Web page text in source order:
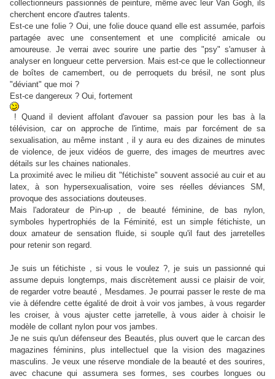
collectionneurs passionnés de peinture, même avec leur Van Gogh, ils
cherchent encore d'autres talents.
Est-ce une folie ? Oui, une folie douce quand elle est assumée, parfois
partagée avec une consentement et une complicité amicale ou
amoureuse. Je verrai avec sourire une partie des "psy" s'amuser à
analyser en longueur cette perversion. Mais est-ce que le collectionneur
de boîtes de camembert, ou de perroquets du brésil, ne sont plus
"déviant" que moi ?
Est-ce dangereux ? Oui, fortement
! Quand il devient affolant d'avouer sa passion pour les bas à la
télévision, car on approche de l'intime, mais par forcément de sa
sexualisation, au même instant , il y aura eu des dizaines de minutes
de violence, de jeux vidéos de guerre, des images de meurtres avec
détails sur les chaines nationales.
La proximité avec le milieu dit "fétichiste" souvent associé au cuir et au
latex, à son hypersexualisation, voire ses réelles déviances SM,
provoque des associations douteuses.
Mais l'adorateur de Pin-up , de beauté féminine, de bas nylon,
symboles hypertrophiés de la Féminité, est un simple fétichiste, un
doux amateur de sensation fluide, si souple qu'il faut des jarretelles
pour retenir son regard.
Je suis un fétichiste , si vous le voulez ?, je suis un passionné qui
assume depuis longtemps, mais discrètement aussi ce plaisir de voir,
de regarder votre beauté , Mesdames. Je pourrai passer le reste de ma
vie à défendre cette égalité de droit à voir vos jambes, à vous regarder
les croiser, à vous ajuster cette jarretelle, à vous aider à choisir le
modèle de collant nylon pour vos jambes.
Je ne suis qu'un défenseur des Beautés, plus ouvert que le carcan des
magazines féminins, plus intellectuel que la vision des magazines
masculins. Je veux une réserve mondiale de la beauté et des sourires,
avec chacune qui assumera ses formes, ses courbes longues ou